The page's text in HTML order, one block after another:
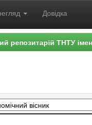
Довідка
репозитарій ТНТУ